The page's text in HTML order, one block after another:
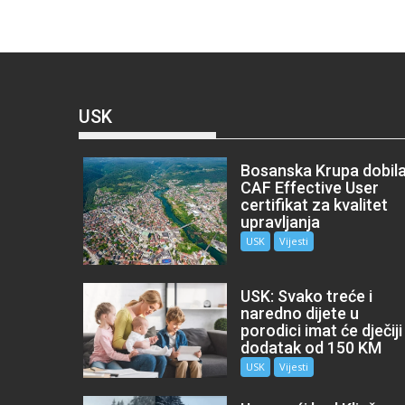
USK
Bosanska Krupa dobila
CAF Effective User
certifikat za kvalitet
upravljanja
USK Vijesti
USK: Svako treće i
naredno dijete u
porodici imat će dječiji
dodatak od 150 KM
USK Vijesti